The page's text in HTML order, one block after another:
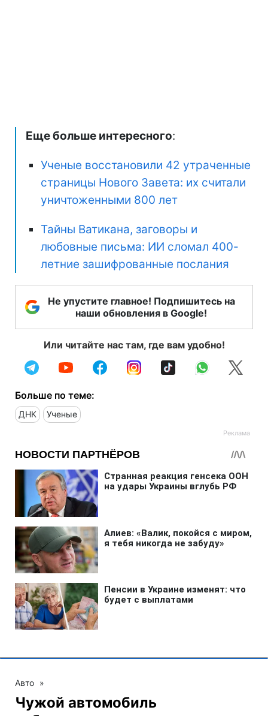
Еще больше интересного:
Ученые восстановили 42 утраченные
страницы Нового Завета: их считали
уничтоженными 800 лет
Тайны Ватикана, заговоры и
любовные письма: ИИ сломал 400-
летние зашифрованные послания
Не упустите главное! Подпишитесь на
наши обновления в Google!
Или читайте нас там, где вам удобно!
Больше по теме:
ДНК Ученые
Авто »
Чужой автомобиль